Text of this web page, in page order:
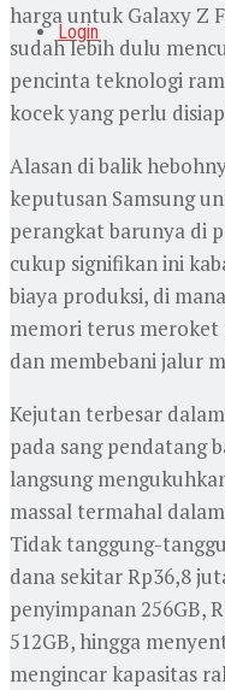
Login
harga untuk Galaxy Z
sudah lebih dulu
pencinta teknologi
kocek yang perlu
Alasan di balik
keputusan Samsung
perangkat barunya di
cukup signifikan ini
biaya produksi, di
memori terus meroket
dan membebani jalur
Kejutan terbesar
pada sang pendatang
langsung
massal termahal
Tidak tanggung-
dana sekitar Rp36,8
penyimpanan 256GB,
512GB, hingga
mengincar kapasitas